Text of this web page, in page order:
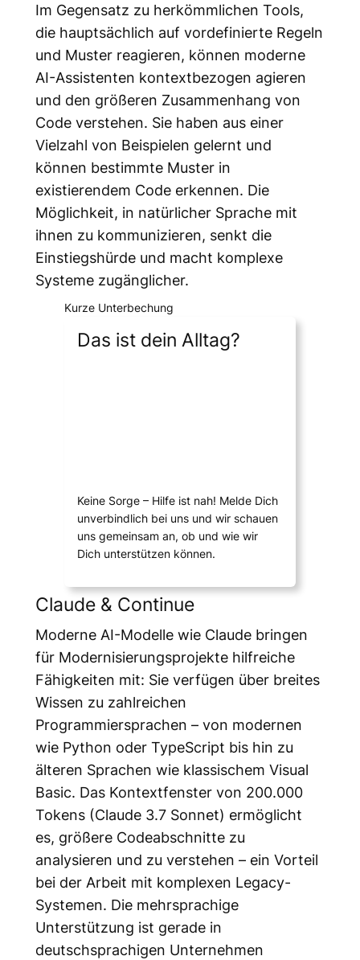
Im Gegensatz zu herkömmlichen Tools,
die hauptsächlich auf vordefinierte Regeln
und Muster reagieren, können moderne
AI-Assistenten kontextbezogen agieren
und den größeren Zusammenhang von
Code verstehen. Sie haben aus einer
Vielzahl von Beispielen gelernt und
können bestimmte Muster in
existierendem Code erkennen. Die
Möglichkeit, in natürlicher Sprache mit
ihnen zu kommunizieren, senkt die
Einstiegshürde und macht komplexe
Systeme zugänglicher.
Kurze Unterbechung
Das ist dein Alltag?
Keine Sorge – Hilfe ist nah! Melde Dich
unverbindlich bei uns und wir schauen
uns gemeinsam an, ob und wie wir
Dich unterstützen können.
Claude & Continue
Moderne AI-Modelle wie Claude bringen
für Modernisierungsprojekte hilfreiche
Fähigkeiten mit: Sie verfügen über breites
Wissen zu zahlreichen
Programmiersprachen – von modernen
wie Python oder TypeScript bis hin zu
älteren Sprachen wie klassischem Visual
Basic. Das Kontextfenster von 200.000
Tokens (Claude 3.7 Sonnet) ermöglicht
es, größere Codeabschnitte zu
analysieren und zu verstehen – ein Vorteil
bei der Arbeit mit komplexen Legacy-
Systemen. Die mehrsprachige
Unterstützung ist gerade in
deutschsprachigen Unternehmen